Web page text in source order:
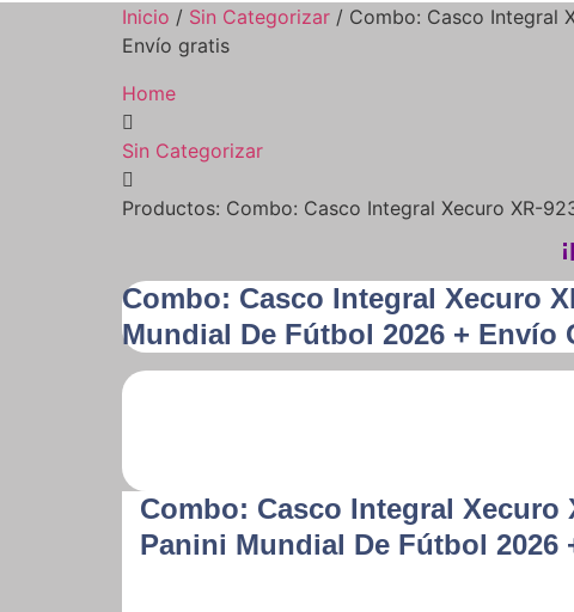
Inicio / Sin Categorizar / Combo: Casco Integral
Envío gratis
Home
Sin Categorizar
Productos: Combo: Casco Integral Xecuro XR-
Combo: Casco Integral Xecuro
Mundial De Fútbol 2026 + Envío
Combo: Casco Integral
Panini Mundial De Fútbol 2026